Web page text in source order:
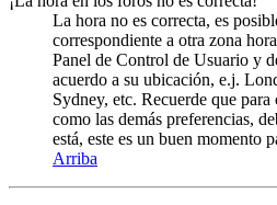
La hora no es correcta, es
correspondiente a otra zona
Panel de Control de Usuario y
acuerdo a su ubicación, e.j.
Sydney, etc. Recuerde que
como las demás preferencias,
está, este es un buen momento
Arriba